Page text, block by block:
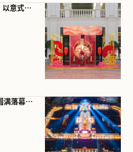
成都FV佛罗伦萨小镇开启2026新春季： 以意式风情与地道年味，再定义城市“微度假”生活
第四届国际3D Mapping大赛颁奖典礼圆满落幕， 重庆FV佛罗伦萨小镇以光影启幕2026